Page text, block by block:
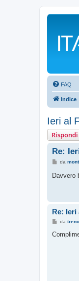
FAQ
Indice
Ieri al
Rispondi
Re:
M
s
i
da
Davvero
Re: Ieri
M
s
da treno